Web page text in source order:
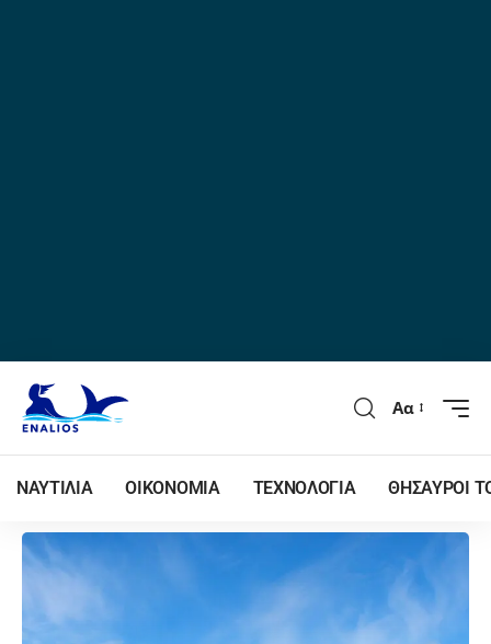
Αα
ΝΑΥΤΙΛΙΑ ΟΙΚΟΝΟΜΙΑ ΤΕΧΝΟΛΟΓΙΑ ΘΗΣΑΥΡΟΙ